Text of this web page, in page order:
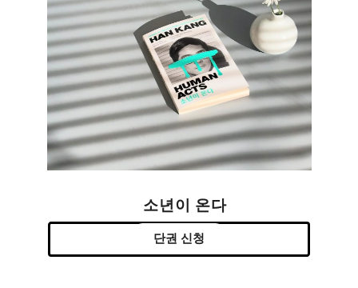
소년이 온다
단권 신청